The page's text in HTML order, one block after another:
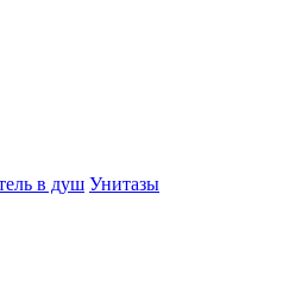
в душ Унитазы